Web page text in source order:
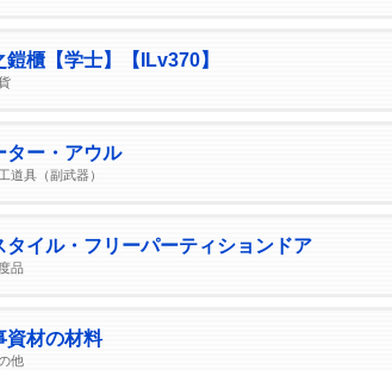
鎧櫃【学士】【ILv370】
ター・アウル
道具（副武器）
タイル・フリーパーティションドア
品
資材の材料
他